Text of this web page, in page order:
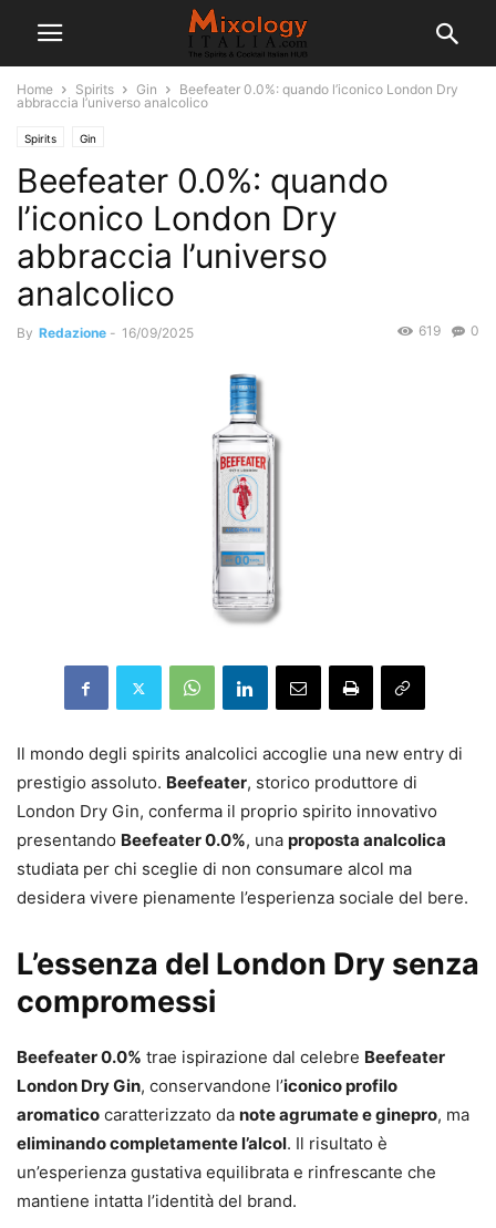
Home Spirits Gin
Beefeater 0.0%: quando l’iconico London Dry
abbraccia l’universo analcolico
Spirits Gin
Beefeater 0.0%: quando
l’iconico London Dry
abbraccia l’universo
analcolico
By Redazione - 16/09/2025 0
619
Il mondo degli spirits analcolici accoglie una new entry di
prestigio assoluto. Beefeater, storico produttore di
London Dry Gin, conferma il proprio spirito innovativo
presentando Beefeater 0.0%, una proposta analcolica
studiata per chi sceglie di non consumare alcol ma
desidera vivere pienamente l’esperienza sociale del bere.
L’essenza del London Dry senza
compromessi
Beefeater 0.0% trae ispirazione dal celebre Beefeater
London Dry Gin, conservandone l’iconico profilo
aromatico caratterizzato da note agrumate e ginepro, ma
eliminando completamente l’alcol. Il risultato è
un’esperienza gustativa equilibrata e rinfrescante che
mantiene intatta l’identità del brand.